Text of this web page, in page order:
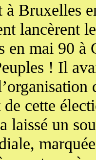
à Bruxelles
lancèrent
en mai 90
! Il
cette
laissé un